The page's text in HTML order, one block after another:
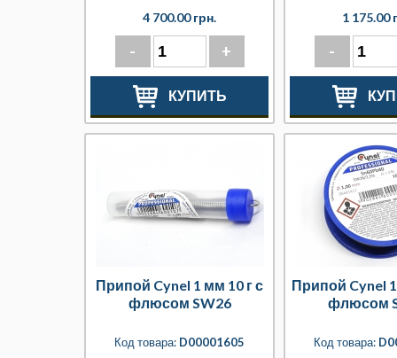
4 700.00 грн.
- +
КУПИТЬ
1 175.00
-
Припой Cynel 1 мм 10 г с
флюсом SW26
Код товара: D00001605
Припой Cynel
флюсом
Код товара: